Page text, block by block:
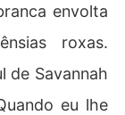
envolta
roxas.
de Savannah
eu lhe